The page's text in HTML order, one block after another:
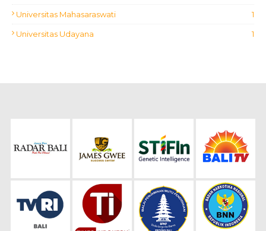
Universitas Mahasaraswati 1
Universitas Udayana 1